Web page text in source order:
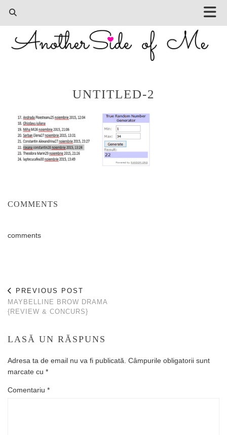
UNTITLED-2
COMMENTS
comments
PREVIOUS POST
MAYBELLINE BROW DRAMA
{REVIEW & CONCURS}
LASĂ UN RĂSPUNS
Adresa ta de email nu va fi publicată. Câmpurile obligatorii sunt
marcate cu *
Comentariu *